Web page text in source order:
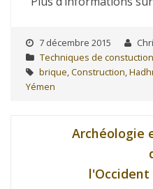
7 décembre 2015
Techniques de constuction
brique,Construction,
Yémen
Archéologie